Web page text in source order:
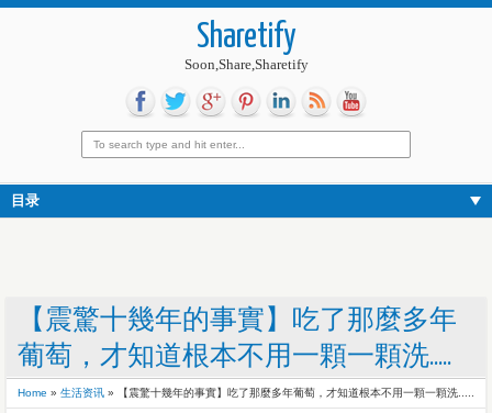
Sharetify
Soon,Share,Sharetify
目录
【震驚十幾年的事實】吃了那麼多年
葡萄，才知道根本不用一顆一顆洗.....
Home » 生活资讯 » 【震驚十幾年的事實】吃了那麼多年葡萄，才知道根本不用一顆一顆洗.....